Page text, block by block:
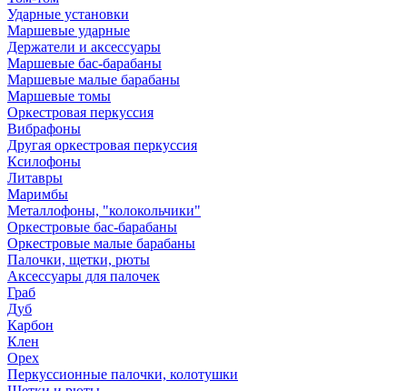
Ударные установки
Маршевые ударные
Держатели и аксессуары
Маршевые бас-барабаны
Маршевые малые барабаны
Маршевые томы
Оркестровая перкуссия
Вибрафоны
Другая оркестровая перкуссия
Ксилофоны
Литавры
Маримбы
Металлофоны, "колокольчики"
Оркестровые бас-барабаны
Оркестровые малые барабаны
Палочки, щетки, рюты
Аксессуары для палочек
Граб
Дуб
Карбон
Клен
Орех
Перкуссионные палочки, колотушки